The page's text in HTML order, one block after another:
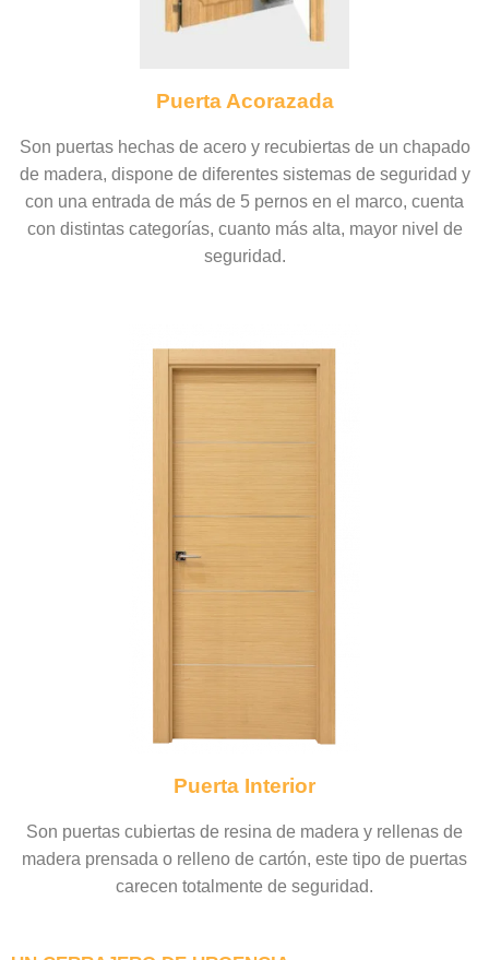
Puerta Acorazada
Son puertas hechas de acero y recubiertas de un chapado
de madera, dispone de diferentes sistemas de seguridad y
con una entrada de más de 5 pernos en el marco, cuenta
con distintas categorías, cuanto más alta, mayor nivel de
seguridad.
Puerta Interior
Son puertas cubiertas de resina de madera y rellenas de
madera prensada o relleno de cartón, este tipo de puertas
carecen totalmente de seguridad.